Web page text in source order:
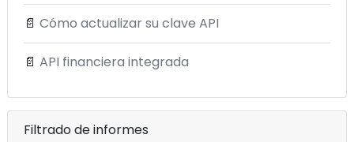
📄 Cómo actualizar su clave API
📄 API financiera integrada
Filtrado de informes